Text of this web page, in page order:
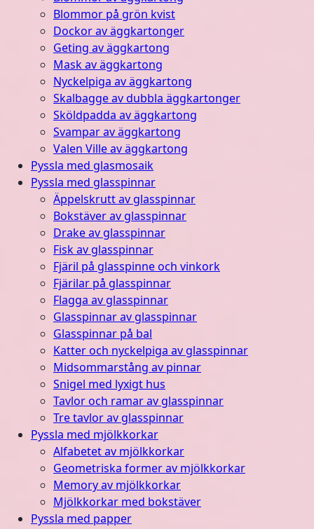
Blommor på grön kvist
Dockor av äggkartonger
Geting av äggkartong
Mask av äggkartong
Nyckelpiga av äggkartong
Skalbagge av dubbla äggkartonger
Sköldpadda av äggkartong
Svampar av äggkartong
Valen Ville av äggkartong
Pyssla med glasmosaik
Pyssla med glasspinnar
Äppelskrutt av glasspinnar
Bokstäver av glasspinnar
Drake av glasspinnar
Fisk av glasspinnar
Fjäril på glasspinne och vinkork
Fjärilar på glasspinnar
Flagga av glasspinnar
Glasspinnar av glasspinnar
Glasspinnar på bal
Katter och nyckelpiga av glasspinnar
Midsommarstång av pinnar
Snigel med lyxigt hus
Tavlor och ramar av glasspinnar
Tre tavlor av glasspinnar
Pyssla med mjölkkorkar
Alfabetet av mjölkkorkar
Geometriska former av mjölkkorkar
Memory av mjölkkorkar
Mjölkkorkar med bokstäver
Pyssla med papper